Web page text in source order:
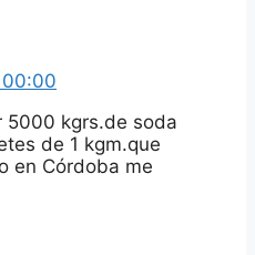
5000 kgrs.de soda
de 1 kgm.que
en Córdoba me